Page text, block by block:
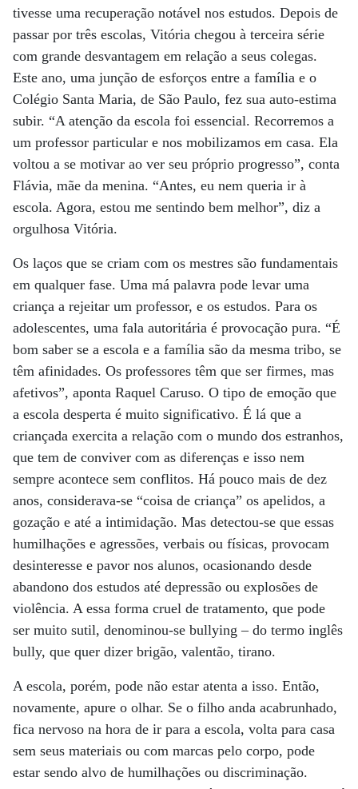
tivesse uma recuperação notável nos estudos. Depois de
passar por três escolas, Vitória chegou à terceira série
com grande desvantagem em relação a seus colegas.
Este ano, uma junção de esforços entre a família e o
Colégio Santa Maria, de São Paulo, fez sua auto-estima
subir. “A atenção da escola foi essencial. Recorremos a
um professor particular e nos mobilizamos em casa. Ela
voltou a se motivar ao ver seu próprio progresso”, conta
Flávia, mãe da menina. “Antes, eu nem queria ir à
escola. Agora, estou me sentindo bem melhor”, diz a
orgulhosa Vitória.
Os laços que se criam com os mestres são fundamentais
em qualquer fase. Uma má palavra pode levar uma
criança a rejeitar um professor, e os estudos. Para os
adolescentes, uma fala autoritária é provocação pura. “É
bom saber se a escola e a família são da mesma tribo, se
têm afinidades. Os professores têm que ser firmes, mas
afetivos”, aponta Raquel Caruso. O tipo de emoção que
a escola desperta é muito significativo. É lá que a
criançada exercita a relação com o mundo dos estranhos,
que tem de conviver com as diferenças e isso nem
sempre acontece sem conflitos. Há pouco mais de dez
anos, considerava-se “coisa de criança” os apelidos, a
gozação e até a intimidação. Mas detectou-se que essas
humilhações e agressões, verbais ou físicas, provocam
desinteresse e pavor nos alunos, ocasionando desde
abandono dos estudos até depressão ou explosões de
violência. A essa forma cruel de tratamento, que pode
ser muito sutil, denominou-se bullying – do termo inglês
bully, que quer dizer brigão, valentão, tirano.
A escola, porém, pode não estar atenta a isso. Então,
novamente, apure o olhar. Se o filho anda acabrunhado,
fica nervoso na hora de ir para a escola, volta para casa
sem seus materiais ou com marcas pelo corpo, pode
estar sendo alvo de humilhações ou discriminação.